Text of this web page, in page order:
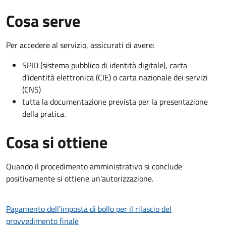
Cosa serve
Per accedere al servizio, assicurati di avere:
SPID (sistema pubblico di identità digitale), carta
d’identità elettronica (CIE) o carta nazionale dei servizi
(CNS)
tutta la documentazione prevista per la presentazione
della pratica.
Cosa si ottiene
Quando il procedimento amministrativo si conclude
positivamente si ottiene un'autorizzazione.
Pagamento dell'imposta di bollo per il rilascio del
provvedimento finale